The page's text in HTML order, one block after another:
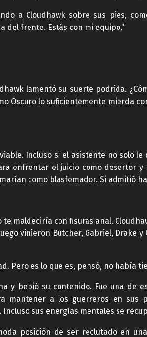
a Cloudhawk sobre sus pies,
del frente. Estás con mi equipo.”
lamentó su suerte podrida.
Oscuro lo suficientemente mierda
Incluso si el asistente no solo
enfrentar el juicio como desertor
como blasfemador. Si admitió
maldeciría con fisuras anal.
vinieron Butcher, Gabriel, Drake
Pero es lo que es, pensó, no había
y bebió su contenido. Fue una de
mantener a los guerreros en
sus energías mentales se
posición de ser reclutado en